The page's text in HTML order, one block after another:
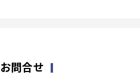
お問合せ